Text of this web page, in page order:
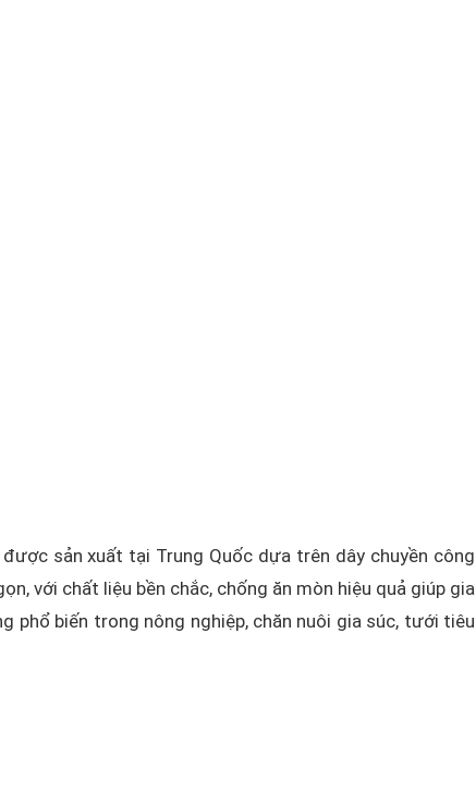
sản xuất tại Trung Quốc dựa trên dây chuyền công
với chất liệu bền chắc, chống ăn mòn hiệu quả giúp gia
biến trong nông nghiệp, chăn nuôi gia súc, tưới tiêu